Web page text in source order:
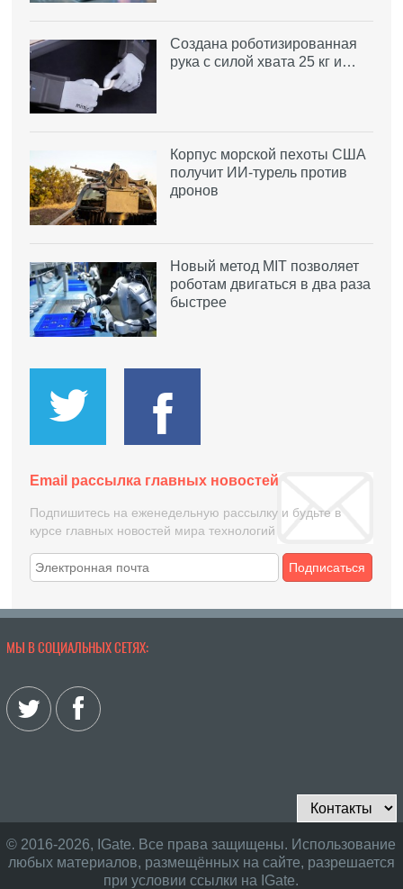
Создана роботизированная
рука с силой хвата 25 кг и…
Корпус морской пехоты США
получит ИИ-турель против
дронов
Новый метод MIT позволяет
роботам двигаться в два раза
быстрее
Email рассылка главных новостей
Подпишитесь на еженедельную рассылку и будьте в
курсе главных новостей мира технологий
Подписаться
МЫ В СОЦИАЛЬНЫХ СЕТЯХ:
© 2016-2026, IGate. Все права защищены. Использование
любых материалов, размещённых на сайте, разрешается
при условии ссылки на IGate.